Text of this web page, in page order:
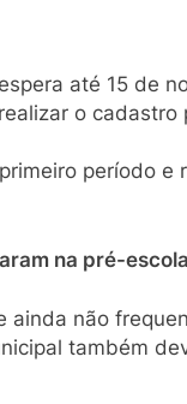
até 15 de
o cadastro
período e
na pré-escola
ainda não
também